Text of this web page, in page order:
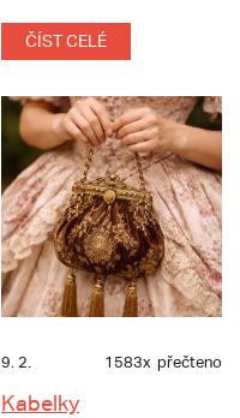
ČÍST CELÉ
9. 2. 1583x přečteno
Kabelky